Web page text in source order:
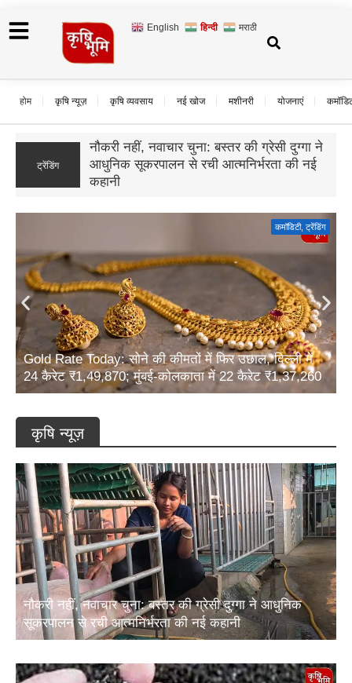
English हिन्दी मराठी
होम कृषि न्यूज़ कृषि व्यवसाय नई खोज मशीनरी योजनाएं
उड़द के दाम गिरे, बढ़ी बुवाई और सस्ते आयात का
असर; जानिए आगे कैसा रहेगा बाजार का हाल
Gold Rate Today: सोने की कीमतों में फिर उछाल, दिल्ली में
24 कैरेट ₹1,49,870; मुंबई-कोलकाता में 22 कैरेट ₹1,37,260
कृषि न्यूज़
नौकरी नहीं, नवाचार चुना: बस्तर की ग्रेसी दुग्गा ने आधुनिक
सूकरपालन से रची आत्मनिर्भरता की नई कहानी